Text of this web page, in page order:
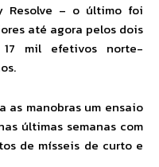
Resolve – o último foi
até agora pelos dois
17 mil efetivos norte-
as manobras um ensaio
últimas semanas com
de mísseis de curto e